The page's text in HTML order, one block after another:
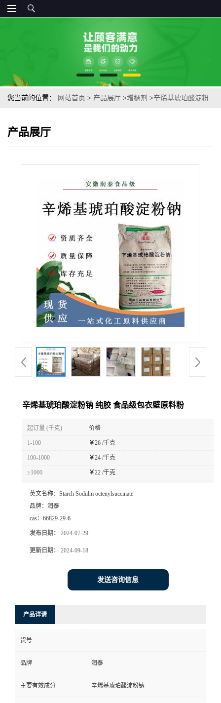
您当前的位置： 网站首页 > 产品展厅 >增稠剂 >辛烯基琥珀酸淀粉
产品展厅
辛烯基琥珀酸淀粉钠 纯胶 食品级包衣壁原料粉
起订量 (千克) 价格
1-100 ￥26 /千克
100-1000 ￥24 /千克
≥1000 ￥22 /千克
英文名称： Starch Sodiilm octenylsuccinate
品牌： 润泰
cas： 66829-29-6
发布日期： 2024-07-29
更新日期： 2024-09-18
发送咨询信息
产品详请
货号
品牌 润泰
主要有效成分 辛烯基琥珀酸淀粉钠